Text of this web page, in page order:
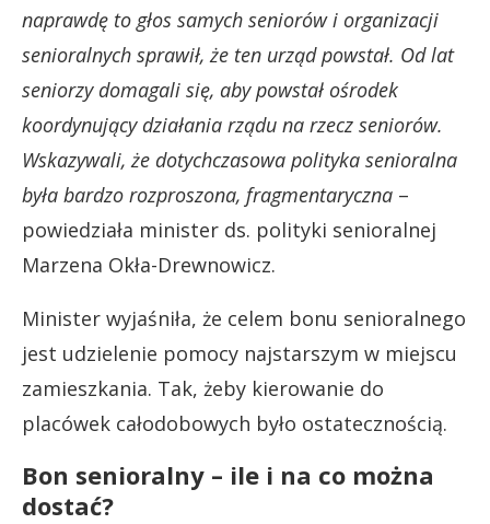
naprawdę to głos samych seniorów i organizacji
senioralnych sprawił, że ten urząd powstał. Od lat
seniorzy domagali się, aby powstał ośrodek
koordynujący działania rządu na rzecz seniorów.
Wskazywali, że dotychczasowa polityka senioralna
była bardzo rozproszona, fragmentaryczna –
powiedziała minister ds. polityki senioralnej
Marzena Okła-Drewnowicz.
Minister wyjaśniła, że celem bonu senioralnego
jest udzielenie pomocy najstarszym w miejscu
zamieszkania. Tak, żeby kierowanie do
placówek całodobowych było ostatecznością.
Bon senioralny – ile i na co można
dostać?